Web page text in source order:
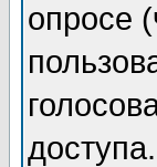
опросе
доступа.